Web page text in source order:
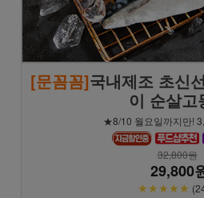
[문꼼꼼]국내제조 초신
이 순살고
★8/10 월요일까지만!
32,800원
29,800
★★★★★